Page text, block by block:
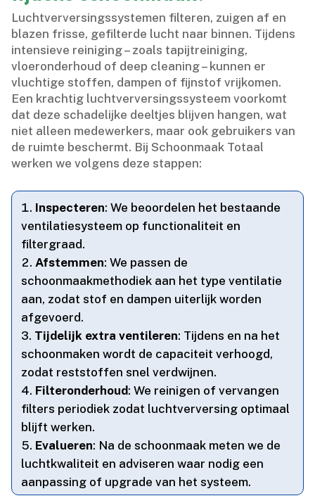
Luchtverversingssystemen filteren, zuigen af en
blazen frisse, gefilterde lucht naar binnen.​ Tijdens
intensieve reiniging – zoals tapijtreiniging,
vloeronderhoud of deep cleaning – kunnen er
vluchtige stoffen, dampen of fijnstof vrijkomen.​
Een krachtig luchtverversingssysteem voorkomt
dat deze schadelijke deeltjes blijven hangen, wat
niet alleen medewerkers, maar ook gebruikers van
de ruimte beschermt.​ Bij Schoonmaak Totaal
werken we volgens deze stappen:
Inspecteren: We beoordelen het bestaande
ventilatiesysteem op functionaliteit en
filtergraad.​
Afstemmen: We passen de
schoonmaakmethodiek aan het type ventilatie
aan, zodat stof en dampen uiterlijk worden
afgevoerd.​
Tijdelijk extra ventileren: Tijdens en na het
schoonmaken wordt de capaciteit verhoogd,
zodat reststoffen snel verdwijnen.​
Filteronderhoud: We reinigen of vervangen
filters periodiek zodat luchtverversing optimaal
blijft werken.​
Evalueren: Na de schoonmaak meten we de
luchtkwaliteit en adviseren waar nodig een
aanpassing of upgrade van het systeem.​